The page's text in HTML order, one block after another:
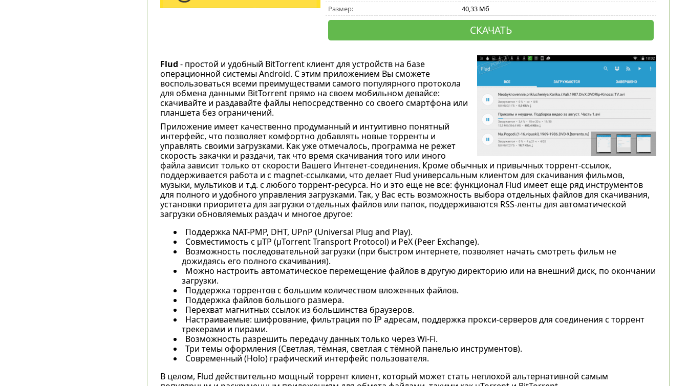
Размер:
40,33 Мб
СКАЧАТЬ
Flud - простой и удобный BitTorrent клиент для устройств на базе
операционной системы Android. С этим приложением Вы сможете
воспользоваться всеми преимуществами самого популярного протокола
для обмена данными BitTorrent прямо на своем мобильном девайсе:
скачивайте и раздавайте файлы непосредственно со своего смартфона или
планшета без ограничений.
Приложение имеет качественно продуманный и интуитивно понятный
интерфейс, что позволяет комфортно добавлять новые торренты и
управлять своими загрузками. Как уже отмечалось, программа не режет
скорость закачки и раздачи, так что время скачивания того или иного
файла зависит только от скорости Вашего Интенет-соединения. Кроме обычных и привычных торрент-ссылок,
поддерживается работа и с magnet-ссылками, что делает Flud универсальным клиентом для скачивания фильмов,
музыки, мультиков и т.д. с любого торрент-ресурса. Но и это еще не все: функционал Flud имеет еще ряд инструментов
для полного и удобного управления загрузками. Так, у Вас есть возможность выбора отдельных файлов для скачивания,
установки приоритета для загрузки отдельных файлов или папок, поддерживаются RSS-ленты для автоматической
загрузки обновляемых раздач и многое другое:
Поддержка NAT-PMP, DHT, UPnP (Universal Plug and Play).
Совместимость с µTP (µTorrent Transport Protocol) и PeX (Peer Exchange).
Возможность последовательной загрузки (при быстром интернете, позволяет начать смотреть фильм не
дожидаясь его полного скачивания).
Можно настроить автоматическое перемещение файлов в другую директорию или на внешний диск, по окончании
загрузки.
Поддержка торрентов с большим количеством вложенных файлов.
Поддержка файлов большого размера.
Перехват магнитных ссылок из большинства браузеров.
Настраиваемые: шифрование, фильтрация по IP адресам, поддержка прокси-серверов для соединения с торрент
трекерами и пирами.
Возможность разрешить передачу данных только через Wi-Fi.
Три темы оформления (Светлая, тёмная, светлая с тёмной панелью инструментов).
Современный (Holo) графический интерфейс пользователя.
В целом, Flud действительно мощный торрент клиент, который может стать неплохой альтернативной самым